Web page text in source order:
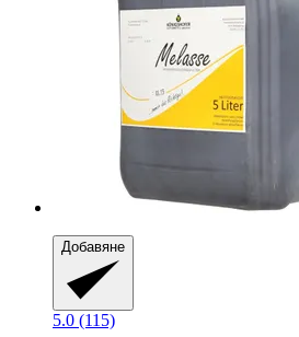
Добавяне
5.0 (115)